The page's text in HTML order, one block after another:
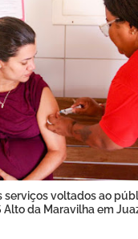
serviços voltados ao
da Maravilha em